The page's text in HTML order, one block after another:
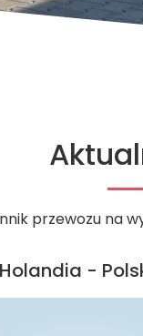
przewozu na
Holandia -